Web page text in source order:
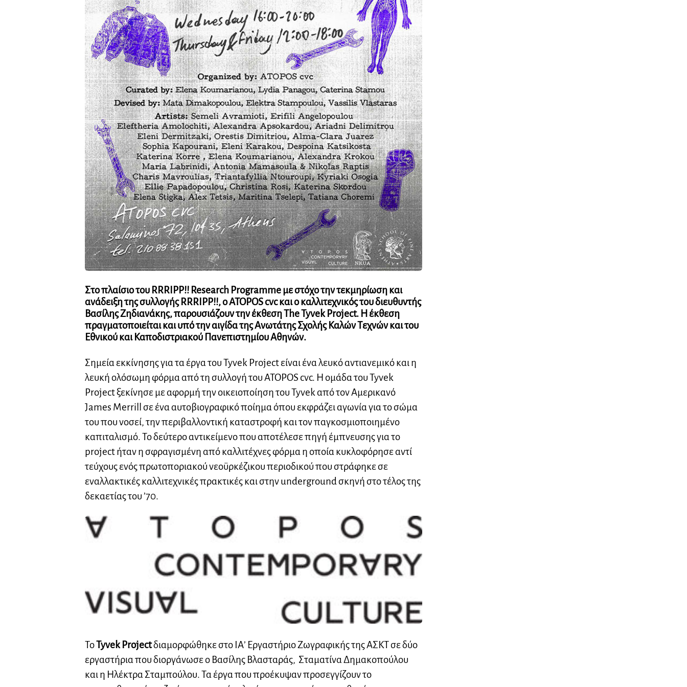
Στο πλαίσιο του RRRIPP!! Research Programmeμε στόχο την τεκμηρίωση και
ανάδειξη της συλλογής RRRIPP!!, ο ATOPOS cvc και ο καλλιτεχνικός του διευθυντής
Βασίλης Ζηδιανάκης,παρουσιάζουν την έκθεσηThe Tyvek Project. Η έκθεση
πραγματοποιείται και υπό την αιγίδα της Ανωτάτης Σχολής Καλών Τεχνών και του
Εθνικού και Καποδιστριακού Πανεπιστημίου Αθηνών.
Σημεία εκκίνησης για τα έργα του Tyvek Project είναι ένα λευκό αντιανεμικό και η
λευκή ολόσωμη φόρμα από τη συλλογή του ATOPOS cvc. Η ομάδα του Tyvek
Project ξεκίνησε με αφορμή την οικειοποίηση του Tyvek από τον Αμερικανό
James Merrill σε ένα αυτοβιογραφικό ποίημα όπου εκφράζει αγωνία για το σώμα
του που νοσεί, την περιβαλλοντική καταστροφή και τον παγκοσμιοποιημένο
καπιταλισμό. Το δεύτερο αντικείμενο που αποτέλεσε πηγή έμπνευσης για το
project ήταν η σφραγισμένη από καλλιτέχνες φόρμα η οποία κυκλοφόρησε αντί
τεύχους ενός πρωτοποριακού νεοϋρκέζικου περιοδικού που στράφηκε σε
εναλλακτικές καλλιτεχνικές πρακτικές και στην underground σκηνή στο τέλος της
δεκαετίας του ’70.
ΤοTyvek Projectδιαμορφώθηκε στο ΙΑ’ Εργαστήριο Ζωγραφικής της ΑΣΚΤ σε δύο
εργαστήρια που διοργάνωσε ο Βασίλης Βλασταράς, Σταματίνα Δημακοπούλου
και η Ηλέκτρα Σταμπούλου. Τα έργα που προέκυψαν προσεγγίζουν το